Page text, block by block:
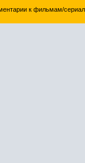
к фильмам/